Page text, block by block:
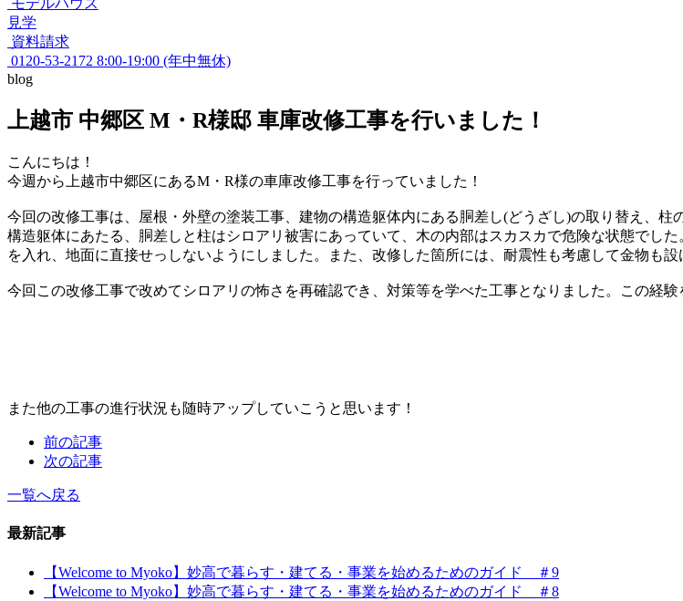
モデルハウス
見学
資料請求
0120-53-2172 8:00-19:00 (年中無休)
blog
上越市 中郷区 M・R様邸 車庫改修工事を行いました！
こんにちは！
今週から上越市中郷区にあるM・R様の車庫改修工事を行っていました！
今回の改修工事は、屋根・外壁の塗装工事、建物の構造躯体内にある胴差し(どうざし)の取り替え、柱
構造躯体にあたる、胴差しと柱はシロアリ被害にあっていて、木の内部はスカスカで危険な状態でし
を入れ、地面に直接せっしないようにしました。また、改修した箇所には、耐震性も考慮して金物も設
今回この改修工事で改めてシロアリの怖さを再確認でき、対策等を学べた工事となりました。この経
また他の工事の進行状況も随時アップしていこうと思います！
前の記事
次の記事
一覧へ戻る
最新記事
【Welcome to Myoko】妙高で暮らす・建てる・事業を始めるためのガイド ＃9
【Welcome to Myoko】妙高で暮らす・建てる・事業を始めるためのガイド ＃8